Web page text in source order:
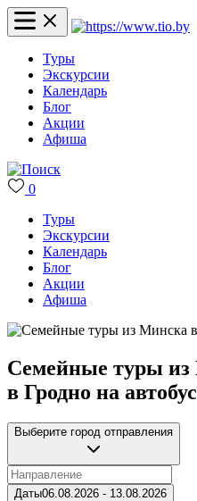
Туры
Экскурсии
Календарь
Блог
Акции
Афиша
0
Туры
Экскурсии
Календарь
Блог
Акции
Афиша
Семейные туры из
в Гродно на
Выберите город отправления
Даты06.08.2026 - 13.08.2026